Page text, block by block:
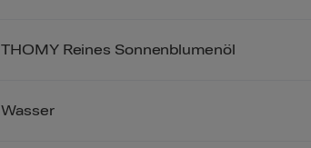
THOMY Reines Sonnenblumenöl
Wasser